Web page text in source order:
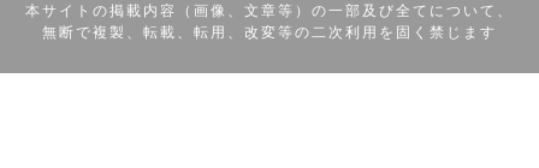
本サイトの掲載内容（画像、文章等）の一部及び全てについて、
無断で複製、転載、転用、改変等の二次利用を固く禁じます